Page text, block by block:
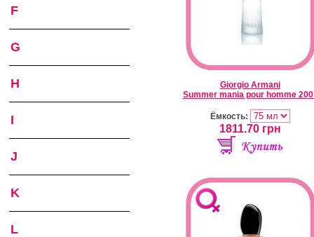
F
G
H
I
J
K
L
Giorgio Armani
Summer mania pour homme
Ёмкость:
1811.70 грн